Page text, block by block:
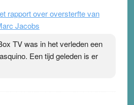
rapport over oversterfte van
Jacobs
TV was in het verleden een
Een tijd geleden is er